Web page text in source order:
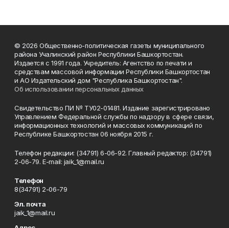
© 2026 Общественно-политическая газеты муниципального
района Учалинский район Республики Башкортостан.
Издается с 1991 года. Учредитель: Агентство по печати и
средствам массовой информации Республики Башкортостан
и АО Издательский дом "Республика Башкортостан".
Об использовании персональных данных
Свидетельство ПИ № ТУ02-01481. Издание зарегистрировано
Управлением Федеральной службы по надзору в сфере связи,
информационных технологий и массовых коммуникаций по
Республике Башкортостан 06 ноября 2015 г.
Телефон редакции: (34791) 6-06-92. Главный редактор: (34791)
2-06-79. Е-mаil: jaik_1@mail.ru
Телефон
8(34791) 2-06-79
Эл. почта
jaik_1@mail.ru